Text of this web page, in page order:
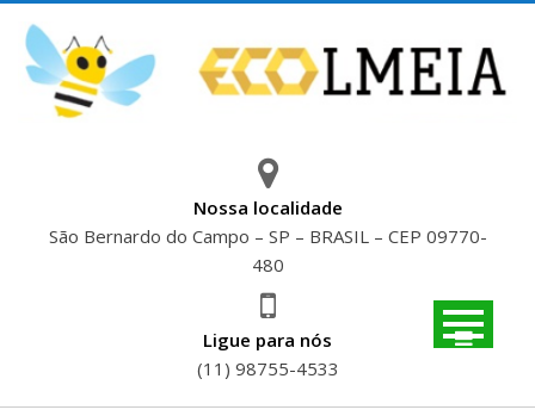
content
Nossa localidade
São Bernardo do Campo – SP – BRASIL – CEP 09770-
480
Ligue para nós
(11) 98755-4533